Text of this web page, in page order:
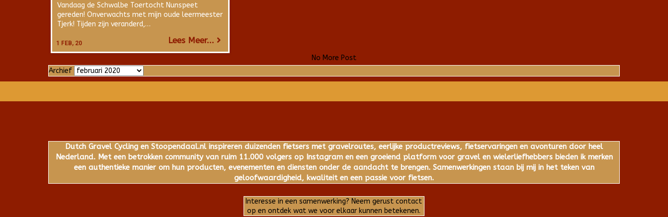
1 FEB, 20
Vandaag de Schwalbe Toertocht Nunspeet
gereden! Onverwachts met mijn oude leermeester
Tjerk! Tijden zijn veranderd,…
Lees Meer...
No More Post
Archief Archief
Dutch Gravel Cycling en Stoopendaal.nl inspireren duizenden fietsers met gravelroutes, eerlijke productreviews, fietservaringen en avonturen door heel
Nederland. Met een betrokken community van ruim 11.000 volgers op Instagram en een groeiend platform voor gravel en wielerliefhebbers bieden ik merken
een authentieke manier om hun producten, evenementen en diensten onder de aandacht te brengen. Samenwerkingen staan bij mij in het teken van
geloofwaardigheid, kwaliteit en een passie voor fietsen.
Interesse in een samenwerking? Neem gerust contact
op en ontdek wat we voor elkaar kunnen betekenen.